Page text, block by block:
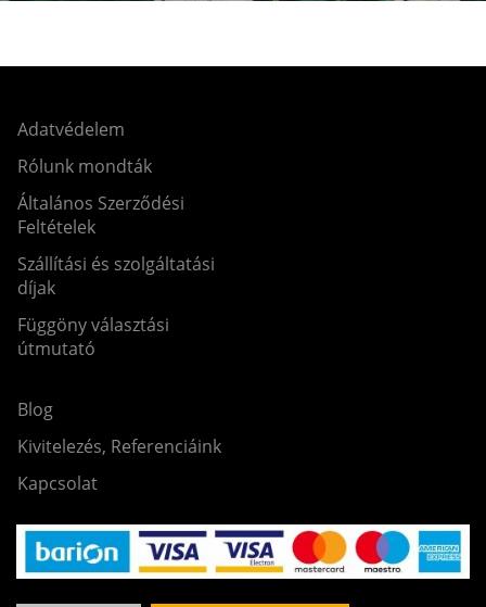
Adatvédelem
Rólunk mondták
Általános Szerződési
Feltételek
Szállítási és szolgáltatási
díjak
Függöny választási
útmutató
Blog
Kivitelezés, Referenciáink
Kapcsolat